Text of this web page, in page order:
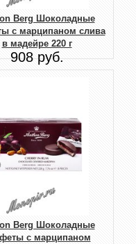
Berg Шоколадные
с марципаном слива
в мадейре 220 г
908 руб.
Berg Шоколадные
с марципаном